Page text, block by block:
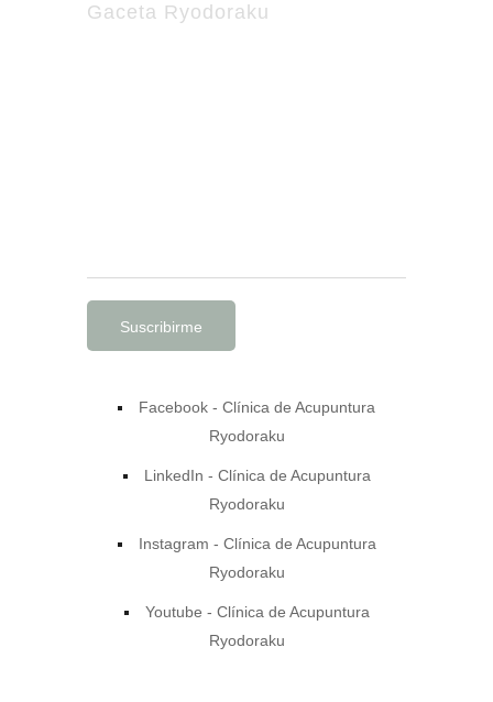
Gaceta Ryodoraku
Facebook - Clínica de Acupuntura
Ryodoraku
LinkedIn - Clínica de Acupuntura
Ryodoraku
Instagram - Clínica de Acupuntura
Ryodoraku
Youtube - Clínica de Acupuntura
Ryodoraku